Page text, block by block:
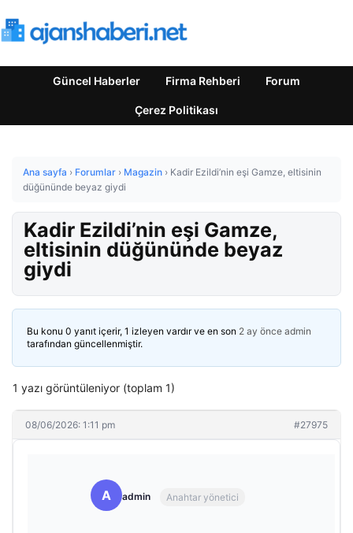
Güncel Haberler Firma Rehberi Forum
Çerez Politikası
Ana sayfa › Forumlar › Magazin › Kadir Ezildi’nin eşi Gamze, eltisinin
düğününde beyaz giydi
Kadir Ezildi’nin eşi Gamze,
eltisinin düğününde beyaz
giydi
Bu konu 0 yanıt içerir, 1 izleyen vardır ve en son 2 ay önce admin
tarafından güncellenmiştir.
1 yazı görüntüleniyor (toplam 1)
08/06/2026: 1:11 pm #27975
A admin Anahtar yönetici